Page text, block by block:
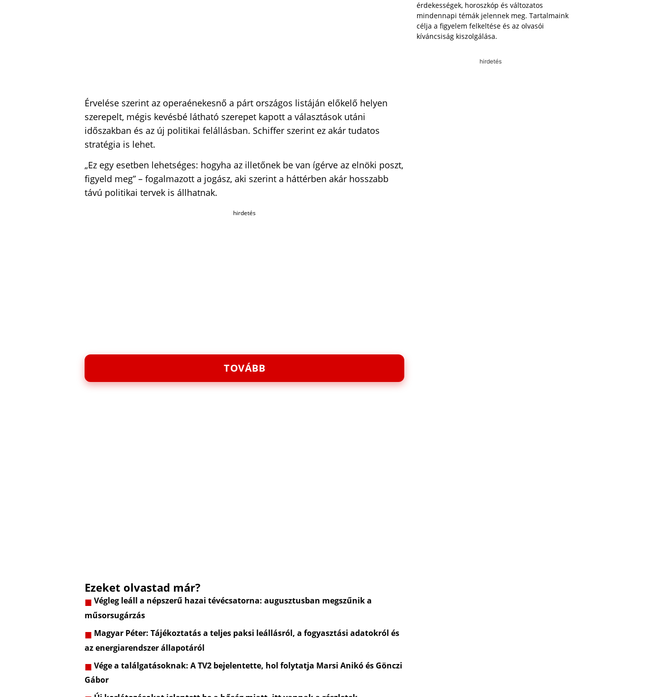
Érvelése szerint az operaénekesnő a párt országos listáján előkelő helyen
szerepelt, mégis kevésbé látható szerepet kapott a választások utáni
időszakban és az új politikai felállásban. Schiffer szerint ez akár tudatos
stratégia is lehet.
„Ez egy esetben lehetséges: hogyha az illetőnek be van ígérve az elnöki poszt,
figyeld meg” – fogalmazott a jogász, aki szerint a háttérben akár hosszabb
távú politikai tervek is állhatnak.
hirdetés
TOVÁBB
Ezeket olvastad már?
Végleg leáll a népszerű hazai tévécsatorna: augusztusban megszűnik a
műsorsugárzás
Magyar Péter: Tájékoztatás a teljes paksi leállásról, a fogyasztási adatokról és
az energiarendszer állapotáról
Vége a találgatásoknak: A TV2 bejelentette, hol folytatja Marsi Anikó és Gönczi
Gábor
érdekességek, horoszkóp és változatos
mindennapi témák jelennek meg. Tartalmaink
célja a figyelem felkeltése és az olvasói
kíváncsiság kiszolgálása.
hirdetés